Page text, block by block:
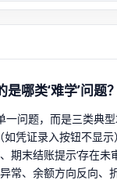
哪类‘难学’问题？
一问题，而是三类典
（如凭证录入按钮不显示
期末结账提示‘存在未
异常、余额方向反向、